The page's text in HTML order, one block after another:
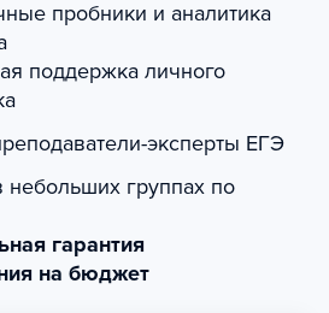
пробники и аналитика
поддержка личного
эксперты ЕГЭ
небольших группах по
гарантия
на бюджет